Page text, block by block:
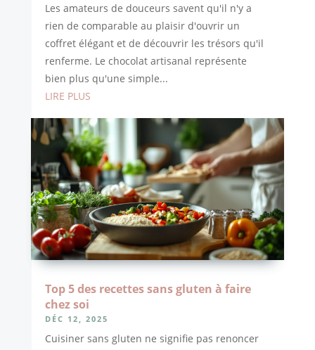
Les amateurs de douceurs savent qu'il n'y a
rien de comparable au plaisir d'ouvrir un
coffret élégant et de découvrir les trésors qu'il
renferme. Le chocolat artisanal représente
bien plus qu'une simple...
LIRE PLUS
Top 5 des recettes sans gluten à faire
chez soi
DÉC 12, 2025
Cuisiner sans gluten ne signifie pas renoncer